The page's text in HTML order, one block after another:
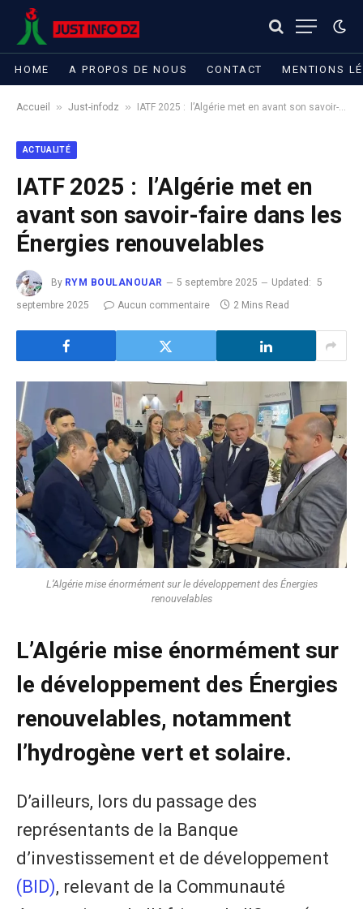
HOME A PROPOS DE NOUS CONTACT MENTIONS
Accueil » Just-infodz » IATF 2025 : l’Algérie met en avant son savoir-faire dans les Énergies renouvelables
ACTUALITÉ
IATF 2025 : l’Algérie met en
avant son savoir-faire dans les
Énergies renouvelables
By RYM BOULANOUAR 5 septembre 2025 Updated:
5
septembre 2025
Aucun commentaire 2 Mins Read
L’Algérie mise énormément sur le développement des Énergies
renouvelables
L’Algérie mise énormément sur
le développement des Énergies
renouvelables, notamment
l’hydrogène vert et solaire.
D’ailleurs, lors du passage des
représentants de la Banque
d’investissement et de développement
(BID), relevant de la Communauté